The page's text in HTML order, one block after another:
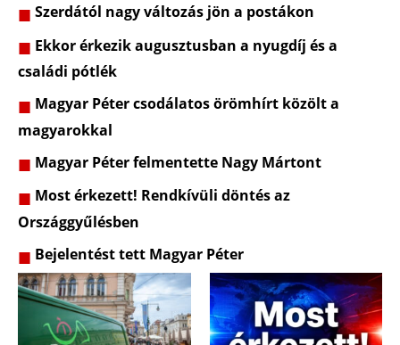
Szerdától nagy változás jön a postákon
Ekkor érkezik augusztusban a nyugdíj és a
családi pótlék
Magyar Péter csodálatos örömhírt közölt a
magyarokkal
Magyar Péter felmentette Nagy Mártont
Most érkezett! Rendkívüli döntés az
Országgyűlésben
Bejelentést tett Magyar Péter